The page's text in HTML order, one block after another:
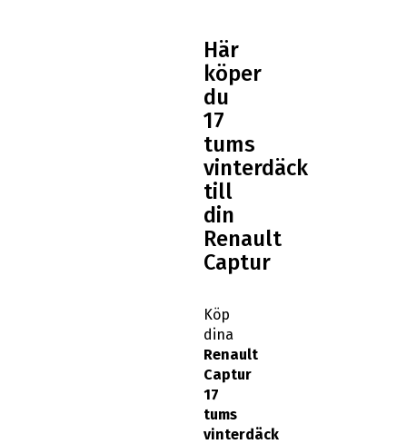
Här
köper
du
17
tums
vinterdäck
till
din
Renault
Captur
Köp
dina
Renault
Captur
17
tums
vinterdäck